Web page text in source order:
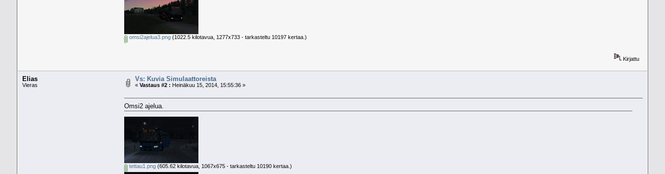
omsi2ajelua3.png (1022.5 kilotavua, 1277x733 - tarkasteltu 10197 kertaa.)
Kirjattu
Elias
Vieras
Vs: Kuvia Simulaattoreista
« Vastaus #2 : Heinäkuu 15, 2014, 15:55:36 »
Omsi2 ajelua.
tettau1.png (605.62 kilotavua, 1067x675 - tarkasteltu 10190 kertaa.)